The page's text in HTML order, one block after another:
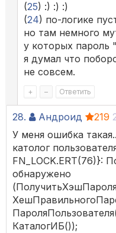
(25) :) :) :)
(24) по-логике
но там немного
у которых пароль
я думал что
не совсем.
+ – Ответить
28. Андроид 219
У меня ошибка
католог
FN_LOCK.ERT(76)}:
обнаружено
КаталогИБ());